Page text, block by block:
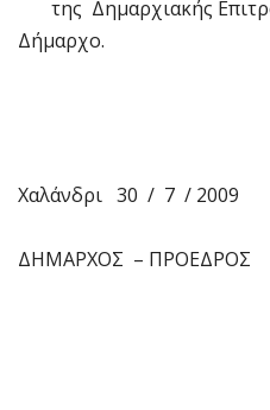
της Δημαρχιακής
Δήμαρχο.
Χαλάνδρι 30 / 7 / 2009
ΔΗΜΑΡΧΟΣ – ΠΡΟΕΔΡΟΣ